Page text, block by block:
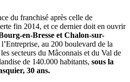
du franchisé après celle de
fin 2014, et ce dernier doit en ouvrir
en-Bresse et Chalon-sur-
au 200 boulevard de la
secteurs du Mâconnais et du Val de
de 140.000 habitants, sous la
30 ans.